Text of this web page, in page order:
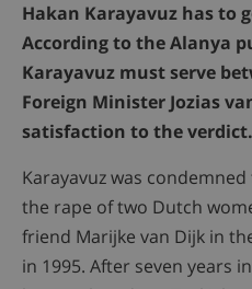
Hakan Karayavuz has to
According to the Alanya
Karayavuz must serve
Foreign Minister Jozias
satisfaction to the verdict.
Karayavuz was
the rape of two Dutch
friend Marijke van Dijk in
in 1995. After seven years